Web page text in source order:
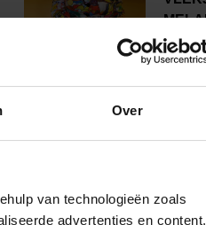
Over
van technologieën zoals
advertenties en content,